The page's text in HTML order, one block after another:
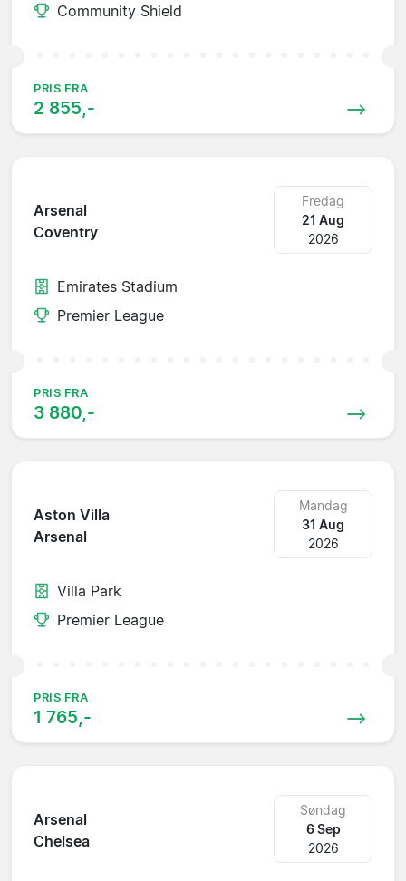
Community Shield
PRIS FRA
2 855,-
Arsenal
Coventry
Fredag
21 Aug
2026
Emirates Stadium
Premier League
PRIS FRA
3 880,-
Aston Villa
Arsenal
Mandag
31 Aug
2026
Villa Park
Premier League
PRIS FRA
1 765,-
Arsenal
Chelsea
Søndag
6 Sep
2026